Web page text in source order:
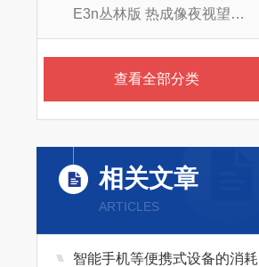
E3n丛林版 热成像夜视望远镜
查看全部分类
相关文章
ARTICLES
智能手机等便携式设备的消耗